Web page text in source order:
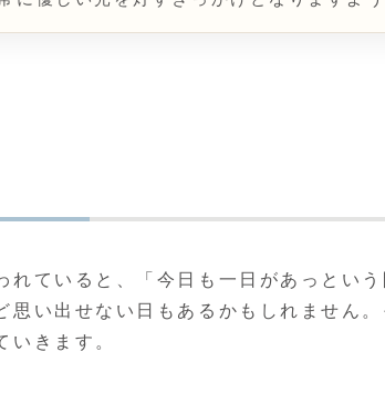
れていると、「今日も一日があっとい
思い出せない日もあるかもしれません
いきます。